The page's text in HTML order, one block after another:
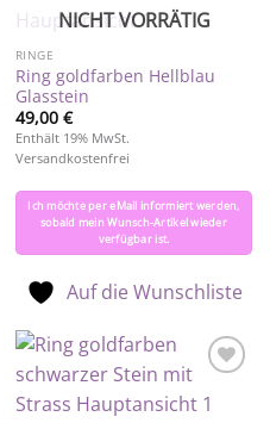
Auf die
Wunschliste
NICHT VORRÄTIG
RINGE
Ring goldfarben Hellblau
Glasstein
49,00 €
Enthält 19% MwSt.
Versandkostenfrei
Ich möchte per eMail informiert werden,
sobald mein Wunsch-Artikel wieder
verfügbar ist.
Auf die Wunschliste
Wunschliste